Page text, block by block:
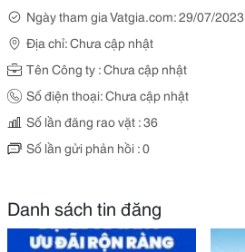
Ngày tham gia Vatgia.com: 29/07/2023
Địa chỉ: Chưa cập nhật
Tên Công ty : Chưa cập nhật
Số điện thoại: Chưa cập nhật
Số lần đăng rao vặt : 36
Số lần gửi phản hồi : 0
Danh sách tin đăng